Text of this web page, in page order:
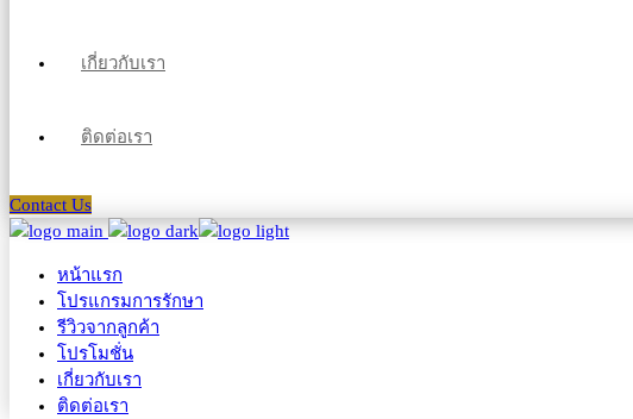
เกี่ยวกับเรา
ติดต่อเรา
Contact Us
หน้าแรก
โปรแกรมการรักษา
รีวิวจากลูกค้า
โปรโมชั่น
เกี่ยวกับเรา
ติดต่อเรา